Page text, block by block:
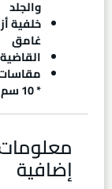
والجلد
خلفية
غامق
* 10 سم
إضافية